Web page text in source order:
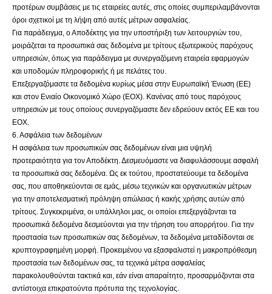
προτέρων συμβάσεις με τις εταιρείες αυτές, στις οποίες συμπεριλαμβάνονται
όροι σχετικοί με τη λήψη από αυτές μέτρων ασφαλείας.
Για παράδειγμα, ο Αποδέκτης για την υποστήριξη των λειτουργιών του,
μοιράζεται τα προσωπικά σας δεδομένα με τρίτους εξωτερικούς παρόχους
υπηρεσιών, όπως για παράδειγμα με συνεργαζόμενη εταιρεία εφαρμογών
και υποδομών πληροφορικής ή με πελάτες του.
Επεξεργαζόμαστε τα δεδομένα κυρίως μέσα στην Ευρωπαϊκή Ένωση (ΕΕ)
και στον Ενιαίο Οικονομικό Χώρο (ΕΟΧ). Κανένας από τους παρόχους
υπηρεσιών με τους οποίους συνεργαζόμαστε δεν εδρεύουν εκτός ΕΕ και του
ΕΟΧ.
6. Ασφάλεια των δεδομένων
Η ασφάλεια των προσωπικών σας δεδομένων είναι μια υψηλή
προτεραιότητα για τον Αποδέκτη. Δεσμευόμαστε να διαφυλάσσουμε ασφαλή
τα προσωπικά σας δεδομένα. Ως εκ τούτου, προστατεύουμε τα δεδομένα
σας, που αποθηκεύονται σε εμάς, μέσω τεχνικών και οργανωτικών μέτρων
για την αποτελεσματική πρόληψη απώλειας ή κακής χρήσης αυτών από
τρίτους. Συγκεκριμένα, οι υπάλληλοι μας, οι οποίοι επεξεργάζονται τα
προσωπικά δεδομένα δεσμεύονται για την τήρηση του απορρήτου. Για την
προστασία των προσωπικών σας δεδομένων, τα δεδομένα μεταδίδονται σε
κρυπτογραφημένη μορφή. Προκειμένου να εξασφαλιστεί η μακροπρόθεσμη
προστασία των δεδομένων σας, τα τεχνικά μέτρα ασφαλείας
παρακολουθούνται τακτικά και, εάν είναι απαραίτητο, προσαρμόζονται στα
αντίστοιχα επικρατούντα πρότυπα της τεχνολογίας.